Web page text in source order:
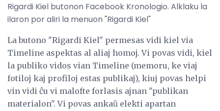
Rigardi Kiel butonon Facebook Kronologio. Alklaku la
ilaron por aliri la menuon "Rigardi Kiel"
La butono "Rigardi Kiel" permesas vidi kiel via
Timeline aspektas al aliaj homoj. Vi povas vidi, kiel
la publiko vidos vian Timeline (memoru, ke viaj
fotiloj kaj profiloj estas publikaj), kiuj povas helpi
vin vidi ĉu vi malofte forlasis ajnan "publikan
materialon". Vi povas ankaŭ elekti apartan